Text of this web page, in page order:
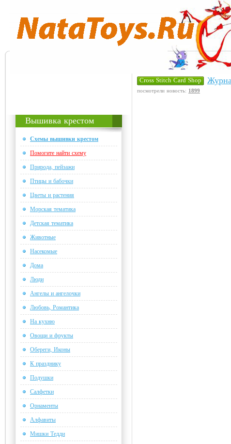
Вышивка крестом
Схемы вышивки крестом
Помогите найти схему
Природа, пейзажи
Птицы и бабочки
Цветы и растения
Морская тематика
Детская тематика
Животные
Насекомые
Дома
Люди
Ангелы и ангелочки
Любовь, Романтика
На кухню
Овощи и фрукты
Обереги, Иконы
К празднику
Подушки
Салфетки
Орнаменты
Алфавиты
Мишки Тедди
Cross Stitch Card Shop
посмотрели новость: 1899